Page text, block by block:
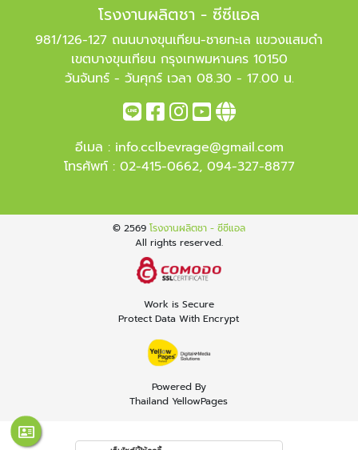
โรงงานผลิตชา - ซีซีแอล
981/126-127 ถนนบางขุนเทียน-ชายทะเล แขวงแสมดำ
เขตบางขุนเทียน กรุงเทพมหานคร 10150
วันจันทร์ - วันศุกร์ เวลา 08.30 - 17.00 น.
อีเมล : info.cclbevrage@gmail.com
โทรศัพท์ : 02-415-0662, 094-327-8877
© 2569 โรงงานผลิตชา - ซีซีแอล
All rights reserved.
Work is Secure
Protect Data With Encrypt
Powered By
Thailand YellowPages